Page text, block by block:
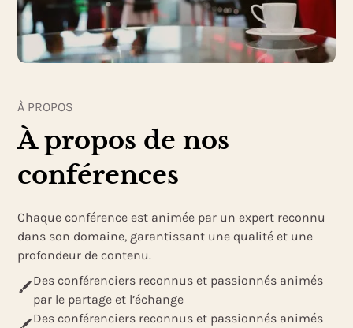
À PROPOS
À propos de nos
conférences
Chaque conférence est animée par un expert reconnu
dans son domaine, garantissant une qualité et une
profondeur de contenu.
Des conférenciers reconnus et passionnés animés
par le partage et l’échange
Des conférenciers reconnus et passionnés animés